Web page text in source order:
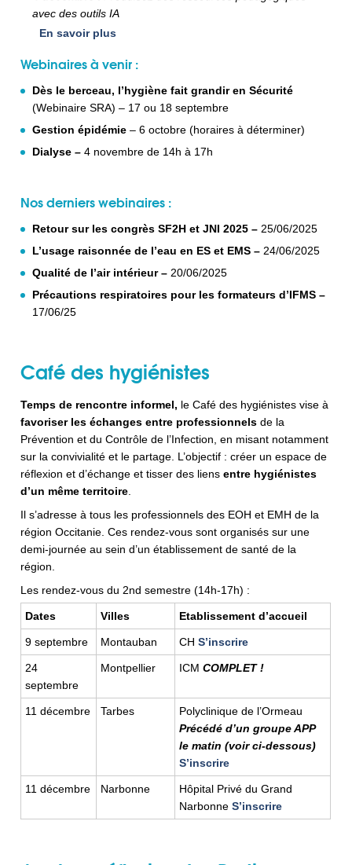
avec des outils IA
En savoir plus
Webinaires à venir :
Dès le berceau, l’hygiène fait grandir en Sécurité
(Webinaire SRA) – 17 ou 18 septembre
Gestion épidémie – 6 octobre (horaires à déterminer)
Dialyse –4 novembre de 14h à 17h
Nos derniers webinaires :
Retour sur les congrès SF2H et JNI 2025 – 25/06/2025
L’usage raisonnée de l’eau en ES et EMS – 24/06/2025
Qualité de l’air intérieur – 20/06/2025
Précautions respiratoires pour les formateurs d’IFMS –
17/06/25
Café des hygiénistes
Temps de rencontre informel, le Café des hygiénistes vise à
favoriser les échanges entre professionnels de la
Prévention et du Contrôle de l’Infection, en misant notamment
sur la convivialité et le partage. L’objectif : créer un espace de
réflexion et d’échange et tisser des liensentre hygiénistes
d’un même territoire
Il s’adresse à tous les professionnels des EOH et EMH de la
région Occitanie. Ces rendez-vous sont organisés sur une
demi-journée au sein d’un établissement de santé de la
région.
Les rendez-vous du 2nd semestre (14h-17h) :
Dates Villes Etablissement d’accueil
9 septembre Montauban CHS’inscrire
24
septembre
Montpellier ICMCOMPLET !
11 décembre Tarbes
Polyclinique de l’Ormeau
Précédé d’un groupe APP
le matin (voir ci-dessous)
S’inscrire
11 décembre Narbonne
Hôpital Privé du Grand
NarbonneS’inscrire